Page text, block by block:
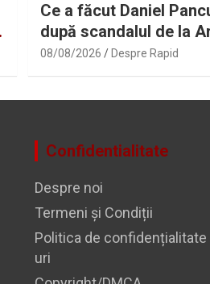
Ce a făcut Daniel
după scandalul de la
08/08/2026 Despre Rapid
Confidentialitate
Despre noi
Termeni și Condiții
Politica de confidențialitate
uri